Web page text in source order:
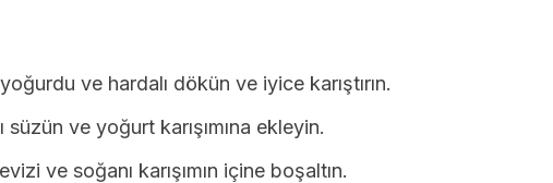
ve hardalı dökün ve iyice karıştırın.
süzün ve yoğurt karışımına ekleyin.
ve soğanı karışımın içine boşaltın.